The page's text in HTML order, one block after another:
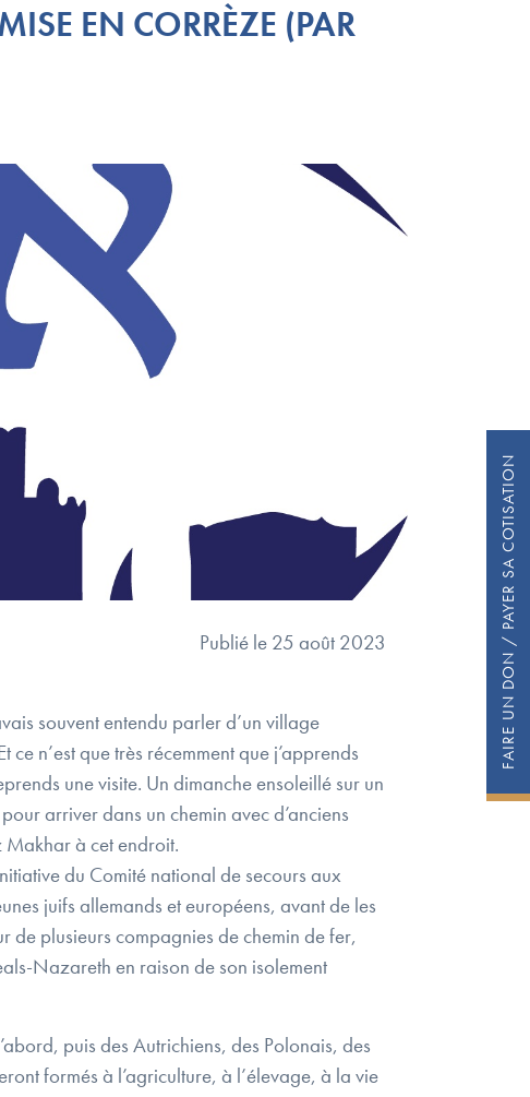
FAIRE UN DON / PAYER SA COTISATION
EN CORRÈZE (PAR
Publié le 25 août 2023
souvent entendu parler d’un village
n’est que très récemment que j’apprends
une visite. Un dimanche ensoleillé sur un
arriver dans un chemin avec d’anciens
Makhar à cet endroit.
du Comité national de secours aux
juifs allemands et européens, avant de les
de plusieurs compagnies de chemin de fer,
Nazareth en raison de son isolement
puis des Autrichiens, des Polonais, des
formés à l’agriculture, à l’élevage, à la vie